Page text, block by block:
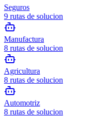
Seguros
9 rutas de solucion
Manufactura
8 rutas de solucion
Agricultura
8 rutas de solucion
Automotriz
8 rutas de solucion